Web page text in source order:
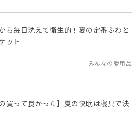
ら毎日洗えて衛生的！夏の定番ふわと
ット
みんなの愛用品
買って良かった】夏の快眠は寝具で決